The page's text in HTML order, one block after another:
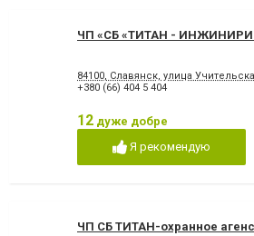
ЧП «СБ «ТИТАН -
84100, Славянск, улица
+380 (66) 404 5 404
12 дуже добре
Я рекомендую
ЧП СБ ТИТАН-охранное